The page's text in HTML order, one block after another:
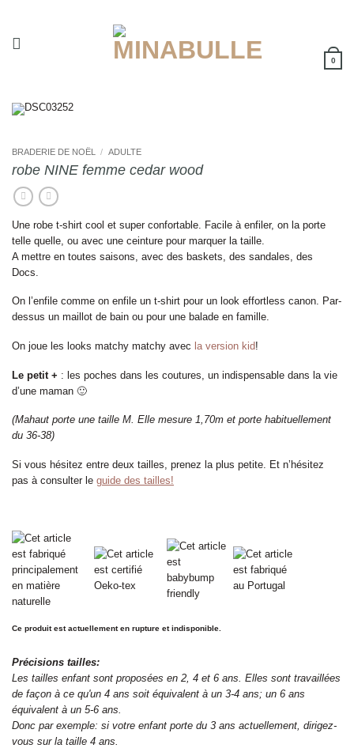
contenu
0
BRADERIE DE NOËL / ADULTE
robe NINE femme cedar wood
Une robe t-shirt cool et super confortable. Facile à enfiler, on la porte
telle quelle, ou avec une ceinture pour marquer la taille.
A mettre en toutes saisons, avec des baskets, des sandales, des
Docs.
On l’enfile comme on enfile un t-shirt pour un look effortless canon. Par-
dessus un maillot de bain ou pour une balade en famille.
On joue les looks matchy matchy avec la version kid!
Le petit + : les poches dans les coutures, un indispensable dans la vie
d’une maman 🙂
(Mahaut porte une taille M. Elle mesure 1,70m et porte habituellement
du 36-38)
Si vous hésitez entre deux tailles, prenez la plus petite. Et n’hésitez
pas à consulter le guide des tailles!
Ce produit est actuellement en rupture et indisponible.
Précisions tailles:
Les tailles enfant sont proposées en 2, 4 et 6 ans. Elles sont travaillées
de façon à ce qu'un 4 ans soit équivalent à un 3-4 ans; un 6 ans
équivalent à un 5-6 ans.
Donc par exemple: si votre enfant porte du 3 ans actuellement, dirigez-
vous sur la taille 4 ans.